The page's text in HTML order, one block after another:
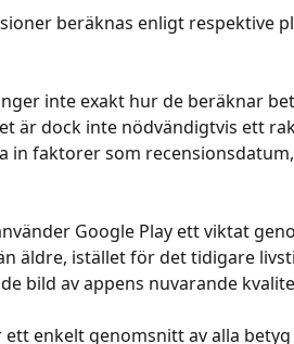
beräknas enligt respektive
inte exakt hur de beräknar
är dock inte nödvändigtvis ett
in faktorer som
Google Play ett viktat
äldre, istället för det tidigare
bild av appens nuvarande
ett enkelt genomsnitt av alla